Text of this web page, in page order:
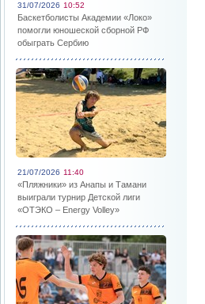
31/07/2026 10:52
Баскетболисты Академии «Локо»
помогли юношеской сборной РФ
обыграть Сербию
21/07/2026 11:40
«Пляжники» из Анапы и Тамани
выиграли турнир Детской лиги
«ОТЭКО – Energy Volley»